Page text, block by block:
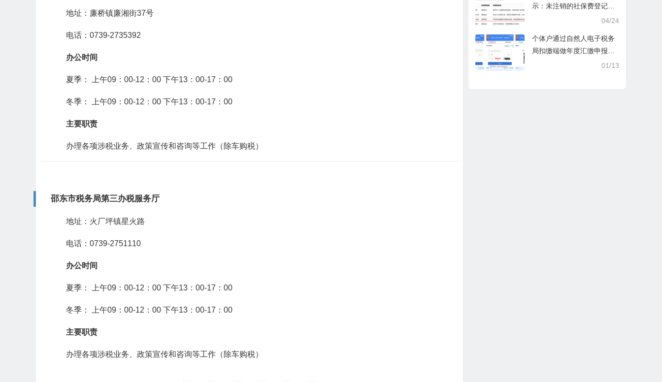
地址：廉桥镇廉湘街37号
电话：0739-2735392
办公时间
夏季： 上午09：00-12：00 下午13：00-17：00
冬季： 上午09：00-12：00 下午13：00-17：00
主要职责
办理各项涉税业务、政策宣传和咨询等工作（除车购税）
邵东市税务局第三办税服务厅
地址：火厂坪镇星火路
电话：0739-2751110
办公时间
夏季： 上午09：00-12：00 下午13：00-17：00
冬季： 上午09：00-12：00 下午13：00-17：00
主要职责
办理各项涉税业务、政策宣传和咨询等工作（除车购税）
示：未注销的社保费登记信
04/24
个体户通过自然人电子税务
局扣缴端做年度汇缴申报税
时显示要交税，不是可以免
01/13